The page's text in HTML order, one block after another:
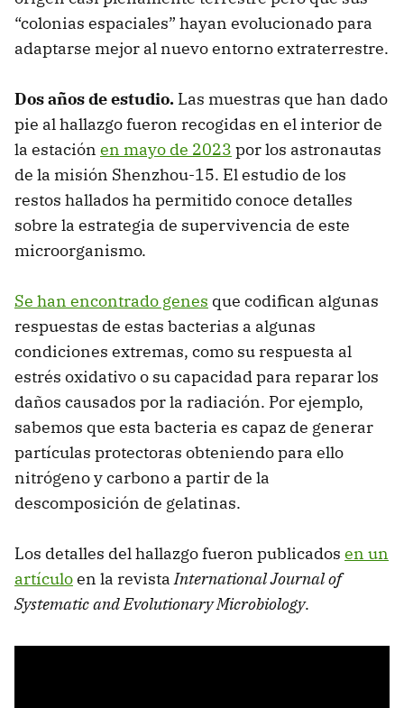
“colonias espaciales” hayan evolucionado para
adaptarse mejor al nuevo entorno extraterrestre.
Dos años de estudio. Las muestras que han dado
pie al hallazgo fueron recogidas en el interior de
la estación en mayo de 2023 por los astronautas
de la misión Shenzhou-15. El estudio de los
restos hallados ha permitido conoce detalles
sobre la estrategia de supervivencia de este
microorganismo.
Se han encontrado genes que codifican algunas
respuestas de estas bacterias a algunas
condiciones extremas, como su respuesta al
estrés oxidativo o su capacidad para reparar los
daños causados por la radiación. Por ejemplo,
sabemos que esta bacteria es capaz de generar
partículas protectoras obteniendo para ello
nitrógeno y carbono a partir de la
descomposición de gelatinas.
Los detalles del hallazgo fueron publicados en un
artículoen la revistaInternational Journal of
Systematic and Evolutionary Microbiology.